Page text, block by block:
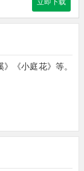
立即下载
《小庭花》等。